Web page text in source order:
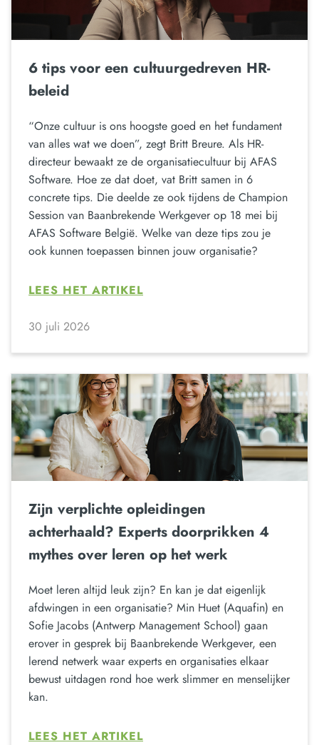
6 tips voor een cultuurgedreven HR-
beleid
“Onze cultuur is ons hoogste goed en het fundament
van alles wat we doen”, zegt Britt Breure. Als HR-
directeur bewaakt ze de organisatiecultuur bij AFAS
Software. Hoe ze dat doet, vat Britt samen in 6
concrete tips. Die deelde ze ook tijdens de Champion
Session van Baanbrekende Werkgever op 18 mei bij
AFAS Software België. Welke van deze tips zou je
ook kunnen toepassen binnen jouw organisatie?
LEES HET ARTIKEL
30 juli 2026
Zijn verplichte opleidingen
achterhaald? Experts doorprikken 4
mythes over leren op het werk
Moet leren altijd leuk zijn? En kan je dat eigenlijk
afdwingen in een organisatie? Min Huet (Aquafin) en
Sofie Jacobs (Antwerp Management School) gaan
erover in gesprek bij Baanbrekende Werkgever, een
lerend netwerk waar experts en organisaties elkaar
bewust uitdagen rond hoe werk slimmer en menselijker
kan.
LEES HET ARTIKEL